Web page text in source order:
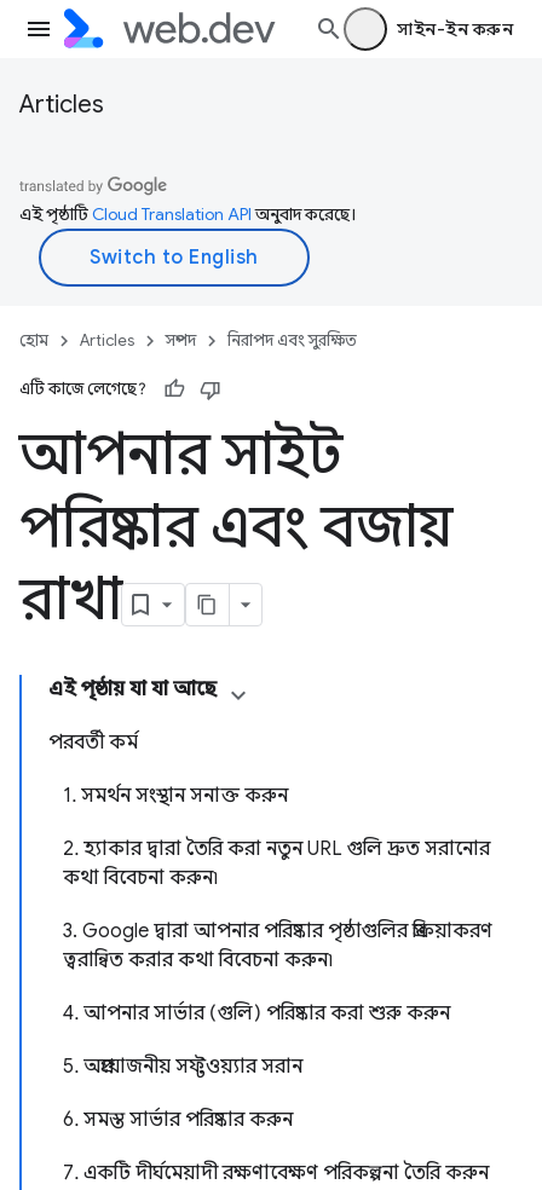
সাইন-ইন করুন
Articles
এই পৃষ্ঠাটিCloud Translation APIঅনুবাদ করেছে।
হোম Articles সম্পদ নিরাপদ এবং সুরক্ষিত
এটি কাজে লেগেছে?
আপনার সাইট
পরিষ্কার এবং বজায়
রাখা
এই পৃষ্ঠায় যা যা আছে
পরবর্তী কর্ম
1. সমর্থন সংস্থান সনাক্ত করুন
2. হ্যাকার দ্বারা তৈরি করা নতুন URL গুলি দ্রুত সরানোর
কথা বিবেচনা করুন৷
3. Google দ্বারা আপনার পরিষ্কার পৃষ্ঠাগুলির প্রক্রিয়াকরণ
ত্বরান্বিত করার কথা বিবেচনা করুন৷
4. আপনার সার্ভার (গুলি) পরিষ্কার করা শুরু করুন
5. অপ্রয়োজনীয় সফ্টওয়্যার সরান
6. সমস্ত সার্ভার পরিষ্কার করুন
7. একটি দীর্ঘমেয়াদী রক্ষণাবেক্ষণ পরিকল্পনা তৈরি করুন